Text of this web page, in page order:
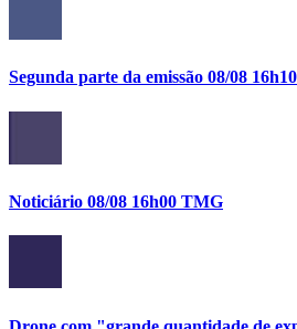
Segunda parte da emissão 08/08
Noticiário 08/08 16h00 TMG